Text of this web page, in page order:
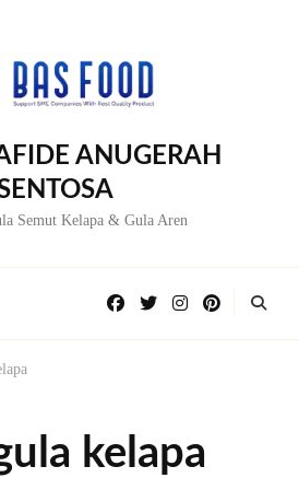
ANUGERAH
Semut Kelapa & Gula Aren
kelapa